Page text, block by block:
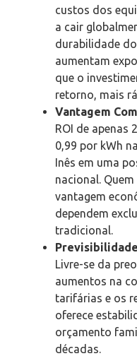
custos dos
a cair
durabilidade
aumentam
que o
retorno, mais
Vantagem
ROI de apenas
0,99 por kWh
Inês em uma
nacional.
vantagem
dependem
tradicional.
Livre-se da
aumentos na
tarifárias e os
oferece
orçamento
décadas.